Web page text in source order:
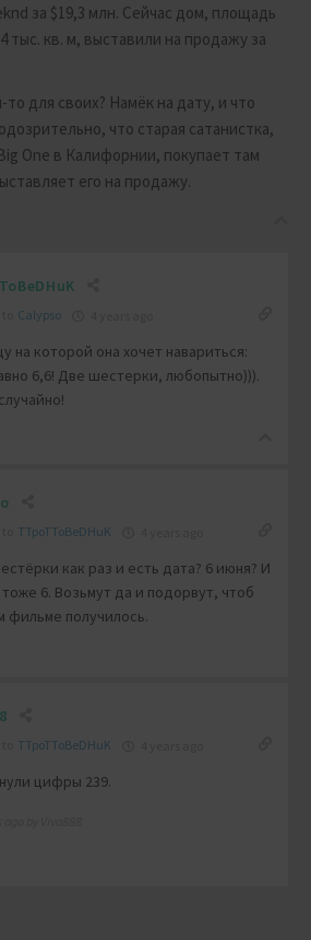
за $19,3 млн. Сейчас дом, площадь
тыс. кв. м, выставили на продажу за
для своих? Намёк на дату, и что
что старая сатанистка,
One в Калифорнии, покупает там
его на продажу.
Calypso
на которой она хочет навариться:
6,6! Две шестерки, любопытно))).
TTpoTToBeDHuK
как раз и есть дата? 6 июня? И
6. Возьмут да и подорвут, чтоб
фильме получилось.
TTpoTToBeDHuK
цифры 239.